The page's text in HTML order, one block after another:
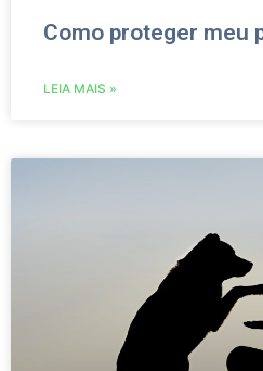
Como proteger meu
LEIA MAIS »